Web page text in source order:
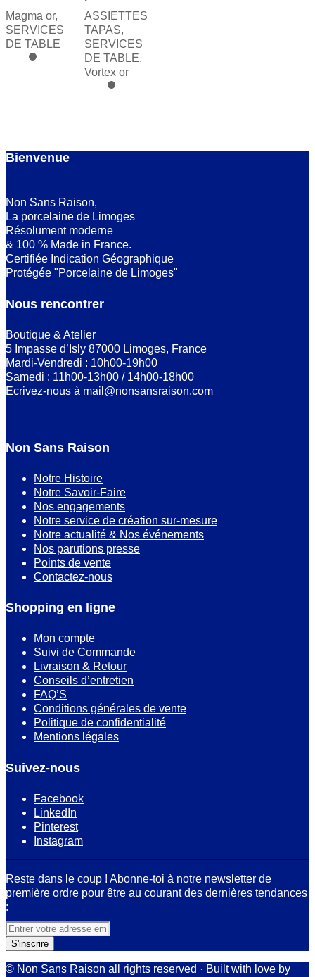
Magma or,
SERVICES
DE TABLE
ASSIETTES
TAPAS,
SERVICES
DE TABLE,
Vortex or
Bienvenue
Non Sans Raison,
La porcelaine de Limoges
Résolument moderne
& 100 % Made in France.
Certifiée Indication Géographique
Protégée "Porcelaine de Limoges"
Nous rencontrer
Boutique & Atelier
5 Impasse d’Isly 87000 Limoges, France
Mardi-Vendredi : 10h00-19h00
Samedi : 11h00-13h00 / 14h00-18h00
Ecrivez-nous à mail@nonsansraison.com
Non Sans Raison
Notre Histoire
Notre Savoir-Faire
Nos engagements
Notre service de création sur-mesure
Notre actualité & Nos événements
Nos parutions presse
Points de vente
Contactez-nous
Shopping en ligne
Mon compte
Suivi de Commande
Livraison & Retour
Conseils d’entretien
FAQ’S
Conditions générales de vente
Politique de confidentialité
Mentions légales
Suivez-nous
Facebook
LinkedIn
Pinterest
Instagram
Reste dans le coup ! Abonne-toi à notre newsletter de
première ordre pour être au courant des dernières tendances
:
© Non Sans Raison all rights reserved · Built with love by